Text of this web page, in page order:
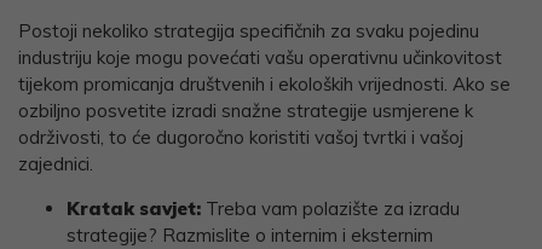
Postoji nekoliko strategija specifičnih za svaku pojedinu
industriju koje mogu povećati vašu operativnu učinkovitost
tijekom promicanja društvenih i ekoloških vrijednosti. Ako se
ozbiljno posvetite izradi snažne strategije usmjerene k
održivosti, to će dugoročno koristiti vašoj tvrtki i vašoj
zajednici.
Kratak savjet: Treba vam polazište za izradu
strategije? Razmislite o internim i eksternim